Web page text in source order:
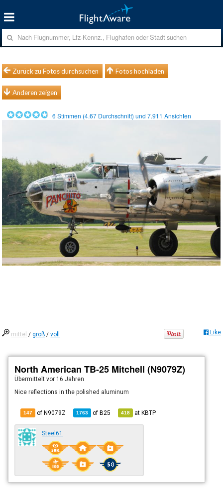
Zurück zu Fotos durchsuchen Fotos hochladen
Anderen zeigen
6 Stimmen (4.67 Durchschnitt) und7.911 Ansichten
mittel /groß /voll Like
North American TB-25 Mitchell (N9079Z)
Übermitteltvor 16 Jahren
Nice reflections in the polished aluminum
147 of N9079Z 1763 ofB25 418 atKBTP
Steel61